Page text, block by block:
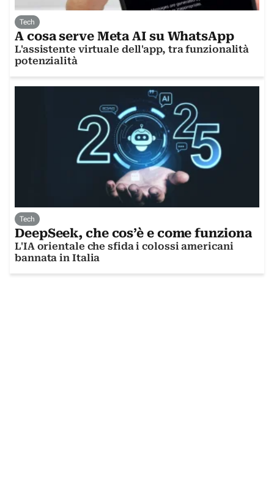
Tech
A cosa serve Meta AI su WhatsApp
L'assistente virtuale dell'app, tra funzionalità
potenzialità
Tech
DeepSeek, che cos’è e come funziona
L'IA orientale che sfida i colossi americani
bannata in Italia